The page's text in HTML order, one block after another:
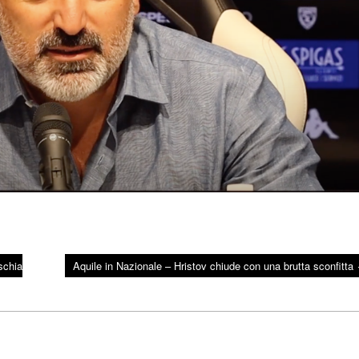
Aquile in Nazionale – Hristov chiude con una brutta sconfitta